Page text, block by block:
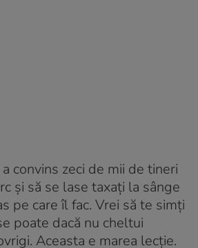
convins zeci de mii de tineri
și să se lase taxați la sânge
pe care îl fac. Vrei să te simți
poate dacă nu cheltui
Aceasta e marea lecție.